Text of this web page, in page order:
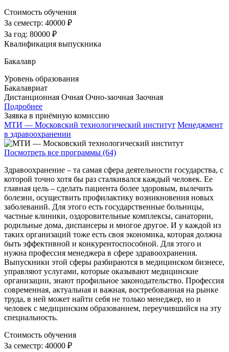
Стоимость обучения
За семестр: 40000 ₽
За год: 80000 ₽
Квалификация выпускника
Бакалавр
Уровень образования
Бакалавриат
Дистанционная Очная Очно-заочная Заочная
Подробнее
Заявка в приёмную комиссию
МТИ — Московский технологический институт Менеджмент
в здравоохранении
Посмотреть все программы (64)
Здравоохранение – та самая сфера деятельности государства, с
которой точно хотя бы раз сталкивался каждый человек. Ее
главная цель – сделать пациента более здоровым, вылечить
болезни, осуществить профилактику возникновения новых
заболеваний. Для этого есть государственные больницы,
частные клиники, оздоровительные комплексы, санатории,
родильные дома, диспансеры и многое другое. И у каждой из
таких организаций тоже есть своя экономика, которая должна
быть эффективной и конкурентоспособной. Для этого и
нужна профессия менеджера в сфере здравоохранения.
Выпускники этой сферы разбираются в медицинском бизнесе,
управляют услугами, которые оказывают медицинские
организации, знают профильное законодательство. Профессия
современная, актуальная и важная, востребованная на рынке
труда, в ней может найти себя не только менеджер, но и
человек с медицинским образованием, переучившийся на эту
специальность.
Стоимость обучения
За семестр: 40000 ₽